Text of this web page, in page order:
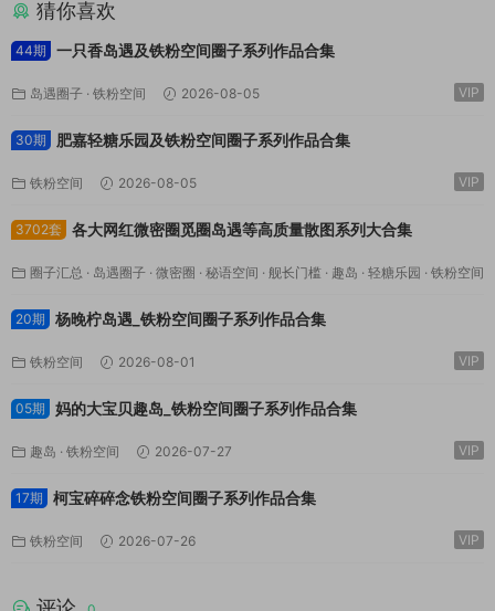
猜你喜欢
44期 一只香岛遇及铁粉空间圈子系列作品合集
岛遇圈子 · 铁粉空间 2026-08-05 VIP
30期 肥嘉轻糖乐园及铁粉空间圈子系列作品合集
铁粉空间 2026-08-05 VIP
3702套 各大网红微密圈觅圈岛遇等高质量散图系列大合集
圈子汇总 · 岛遇圈子 · 微密圈 · 秘语空间 · 舰长门槛 · 趣岛 · 轻糖乐园 · 铁粉空间
20期
杨晚柠岛遇_铁粉空间圈子系列作品合集
铁粉空间 2026-08-01 VIP
05期 妈的大宝贝趣岛_铁粉空间圈子系列作品合集
趣岛 · 铁粉空间 2026-07-27 VIP
17期 柯宝碎碎念铁粉空间圈子系列作品合集
铁粉空间 2026-07-26 VIP